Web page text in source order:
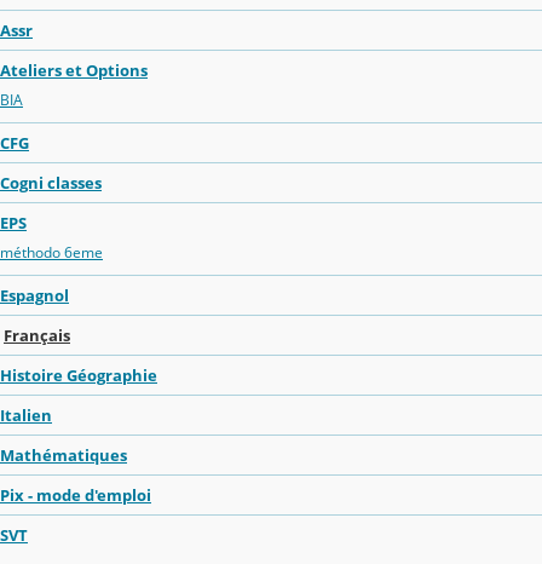
Assr
Ateliers et Options
BIA
CFG
Cogni classes
EPS
méthodo 6eme
Espagnol
Français
Histoire Géographie
Italien
Mathématiques
Pix - mode d'emploi
SVT